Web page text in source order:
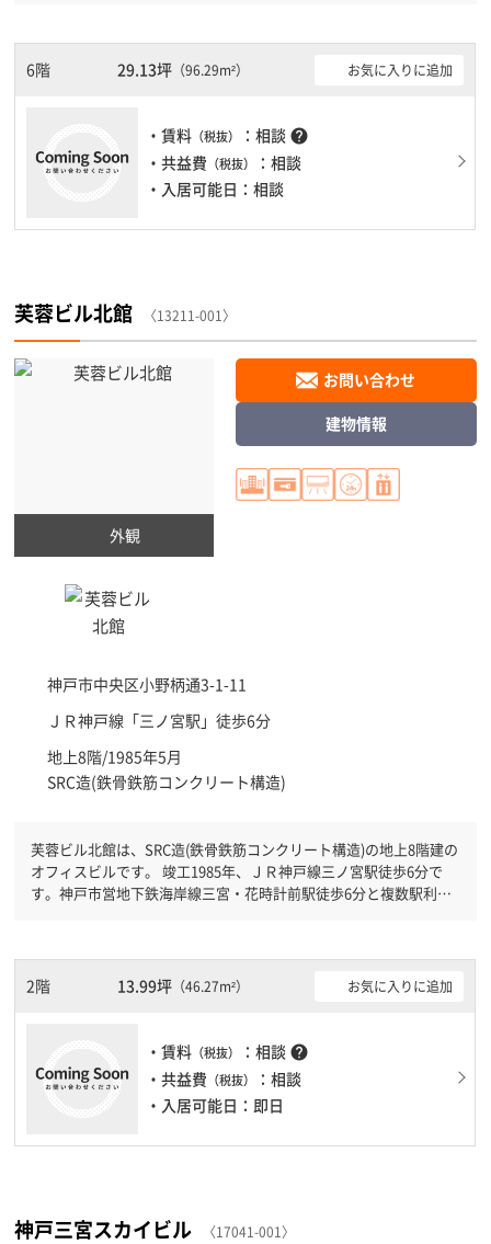
す。土日・祝日も利用可能になりますので自由に出入りが出来ま
す。駐車場完備なので、車の必要なお客様には必見です。１フロア
6階 29.13坪（96.29m²） お気に入りに追加
・賃料 （税抜） ：相談 help
・共益費 （税抜）
：相談
・入居可能日：相談
芙蓉ビル北館 〈13211-001〉
外観
神戸市中央区小野柄通3-1-11
ＪＲ神戸線「三ノ宮駅 」徒歩6分
地上8階/1985年5月
SRC造(鉄骨鉄筋コンクリート構造)
お問い合わせ
建物情報
芙蓉ビル北館は、SRC造(鉄骨鉄筋コンクリート構造)の地上8階建の
オフィスビルです。 竣工1985年、ＪＲ神戸線三ノ宮駅徒歩6分で
す。神戸市営地下鉄海岸線三宮・花時計前駅徒歩6分と複数駅利用
かりとしています。土日・祝日も利用可能になりますので時間帯を
気にせず利用できます。
2階 13.99坪（46.27m²） お気に入りに追加
・賃料 （税抜） ：相談 help
・共益費 （税抜）
：相談
・入居可能日：即日
神戸三宮スカイビル 〈17041-001〉